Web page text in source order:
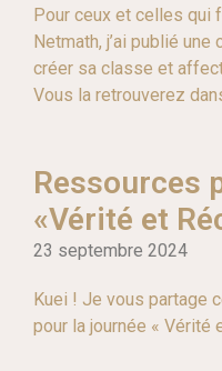
Pour ceux et celles qui
Netmath, j’ai publié
créer sa classe et
Vous la retrouverez
Ressources
«Vérité et
23 septembre 2024
Kuei ! Je vous partage
pour la journée « Vérité